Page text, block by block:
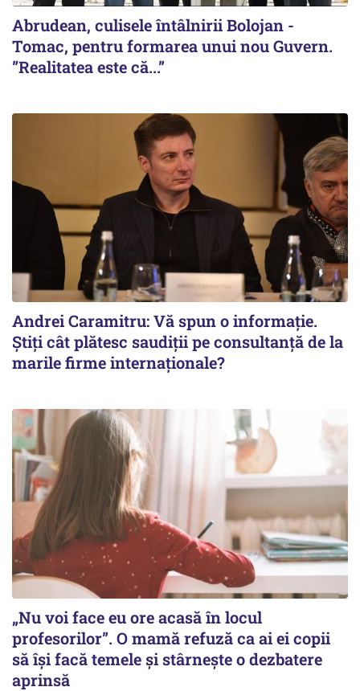
Abrudean, culisele întâlnirii Bolojan -
Tomac, pentru formarea unui nou Guvern.
”Realitatea este că...”
Andrei Caramitru: Vă spun o informație.
Știți cât plătesc saudiții pe consultanță de la
marile firme internaționale?
„Nu voi face eu ore acasă în locul
profesorilor”. O mamă refuză ca ai ei copii
să își facă temele și stârnește o dezbatere
aprinsă